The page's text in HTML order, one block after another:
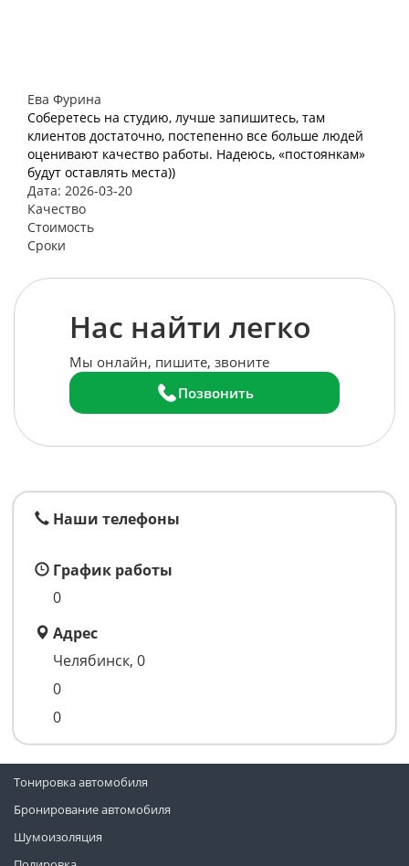
Ева Фурина
Соберетесь на студию, лучше запишитесь, там
клиентов достаточно, постепенно все больше людей
оценивают качество работы. Надеюсь, «постоянкам»
будут оставлять места))
Дата: 2026-03-20
Качество
Стоимость
Сроки
Нас найти легко
Мы онлайн, пишите, звоните
Позвонить
Наши телефоны
График работы
0
Адрес
Челябинск, 0
0
0
Тонировка автомобиля
Бронирование автомобиля
Шумоизоляция